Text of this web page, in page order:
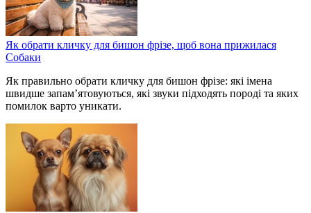
Як обрати кличку для бишон фрізе, щоб вона прижилася
Собаки
Як правильно обрати кличку для бишон фрізе: які імена
швидше запам’ятовуються, які звуки підходять породі та яких
помилок варто уникати.